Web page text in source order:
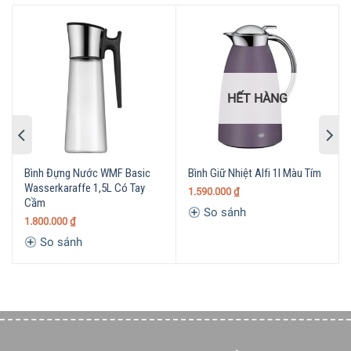
Bình giữ lạnh EMSA 515668 dung tích 1l với thiết kế sáng
tạo – lý tưởng để phục vụ và làm mát nước, nước trái cây,
trà đá, đồ uống tốt cho sức khỏe hoặc rượu vang.
Hiệu suất làm mát độc đáo
Bình giữ lạnh thủy tinh 4 giờ uống, giúp bạn uống nước
trong đế bằng thép không gỉ (có lớp lót bằng nhựa bên
trong). Để sử dụng hiệu quả, hãy đặt đế bình vào tủ đông
trước khi sử dụng.
thật đơn giản, không lo nhiễu nước. Nắp mở và đóng tự
Bình Đựng Nước WMF Basic
Wasserkaraffe 1,5L Có Tay
Cầm
1.800.000 ₫
So sánh
HẾT HÀNG
Bình Giữ Nhiệt Alfi 1l Màu Tím
1.590.000 ₫
So sánh